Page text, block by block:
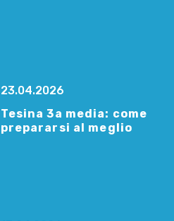
23.04.2026
Tesina 3a media: come
prepararsi al meglio